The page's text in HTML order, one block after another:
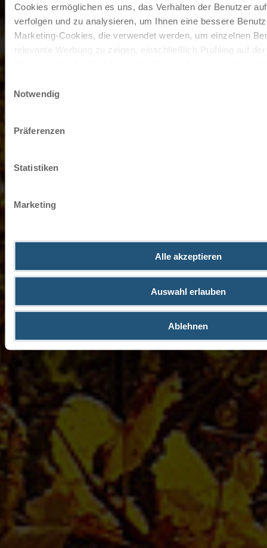
Cookies ermöglichen es uns, das Verhalten der Benutzer
verfolgen und zu analysieren, um Ihnen eine bessere
Marketing-Cookies, die verwendet werden, um einzelnen
relevante Werbung zu zeigen, einschließlich Profiling auf
entscheiden, nur notwendige Cookies zu verwenden, indem
Impressum
Notwendig
Präferenzen
Statistiken
Marketing
Alle akzeptieren
Auswahl erlauben
Ablehnen